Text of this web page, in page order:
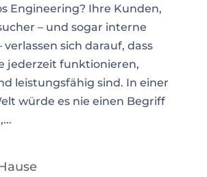
Engineering? Ihre Kunden,
– und sogar interne
sich darauf, dass
jederzeit funktionieren,
leistungsfähig sind. In einer
würde es nie einen Begriff